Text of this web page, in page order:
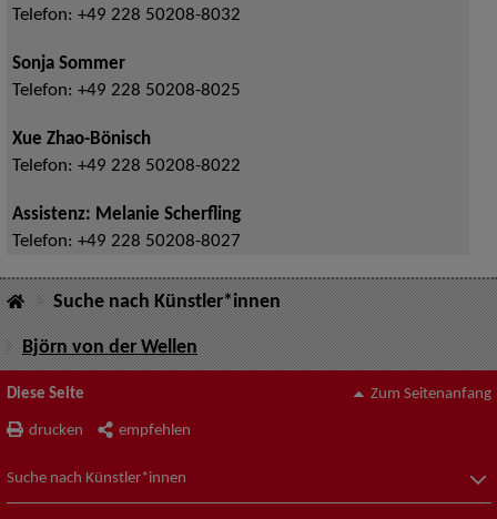
Telefon: +49 228 50208-8032
Sonja Sommer
Telefon: +49 228 50208-8025
Xue Zhao-Bönisch
Telefon: +49 228 50208-8022
Assistenz: Melanie Scherfling
Telefon: +49 228 50208-8027
Suche nach Künstler*innen
Björn von der Wellen
Diese Seite
drucken empfehlen
Zum Seitenanfang
Suche nach Künstler*innen